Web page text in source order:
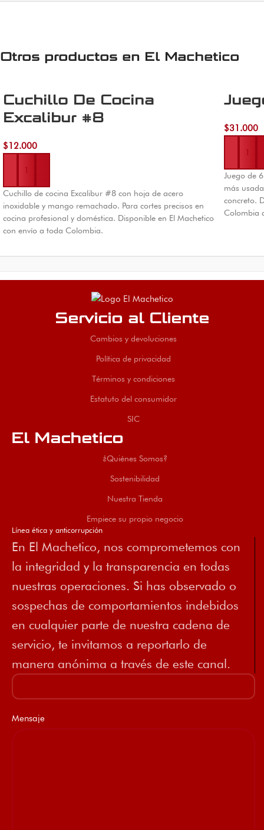
Otros productos en El Machetico
Cuchillo De Cocina
Excalibur #8
$12.000
Añadir al carrito
Cuchillo de cocina Excalibur #8 con hoja de acero
inoxidable y mango remachado. Para cortes precisos en
cocina profesional y doméstica. Disponible en El Machetico
con envío a toda Colombia.
$31.000
Añadir al
Juego de
más
concreto.
Colombia
Servicio al Cliente
Cambios y devoluciones
Política de privacidad
Términos y condiciones
Estatuto del consumidor
SIC
El Machetico
¿Quiénes Somos?
Sostenibilidad
Nuestra Tienda
Empiece su propio negocio
Línea ética y anticorrupción
En El Machetico, nos comprometemos con
la integridad y la transparencia en todas
nuestras operaciones. Si has observado o
sospechas de comportamientos indebidos
en cualquier parte de nuestra cadena de
servicio, te invitamos a reportarlo de
manera anónima a través de este canal.
Mensaje